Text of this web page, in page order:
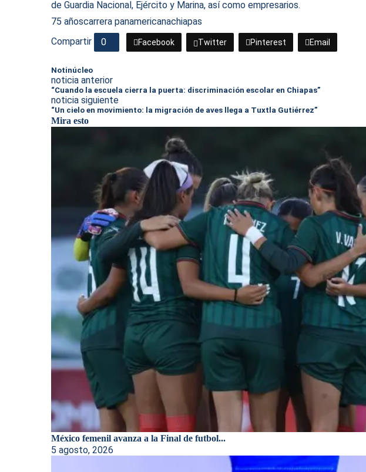
de Guardia Nacional, Ejército y Marina, así como empresarios.
75 añoscarrera panamericanachiapas
Compartir
0 Facebook Twitter Pinterest Email
Notinúcleo
noticia anterior
“Cuando la escuela cierra la puerta: discriminación escolar en Chiapas”
noticia siguiente
“Un cielo en movimiento: la migración de aves llega a Tuxtla Gutiérrez”
Mira esto
México femenil avanza a la Final de futbol...
5 agosto, 2026